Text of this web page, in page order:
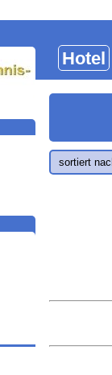
Hotel
sortiert